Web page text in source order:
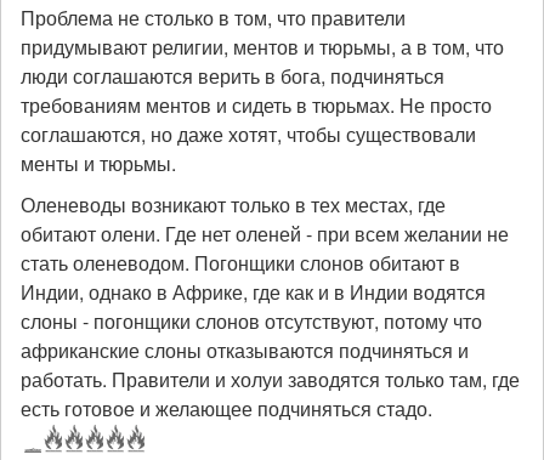
Проблема не столько в том, что правители
придумывают религии, ментов и тюрьмы, а в том, что
люди соглашаются верить в бога, подчиняться
требованиям ментов и сидеть в тюрьмах. Не просто
соглашаются, но даже хотят, чтобы существовали
менты и тюрьмы.
Оленеводы возникают только в тех местах, где
обитают олени. Где нет оленей - при всем желании не
стать оленеводом. Погонщики слонов обитают в
Индии, однако в Африке, где как и в Индии водятся
слоны - погонщики слонов отсутствуют, потому что
африканские слоны отказываются подчиняться и
работать. Правители и холуи заводятся только там, где
есть готовое и желающее подчиняться стадо.